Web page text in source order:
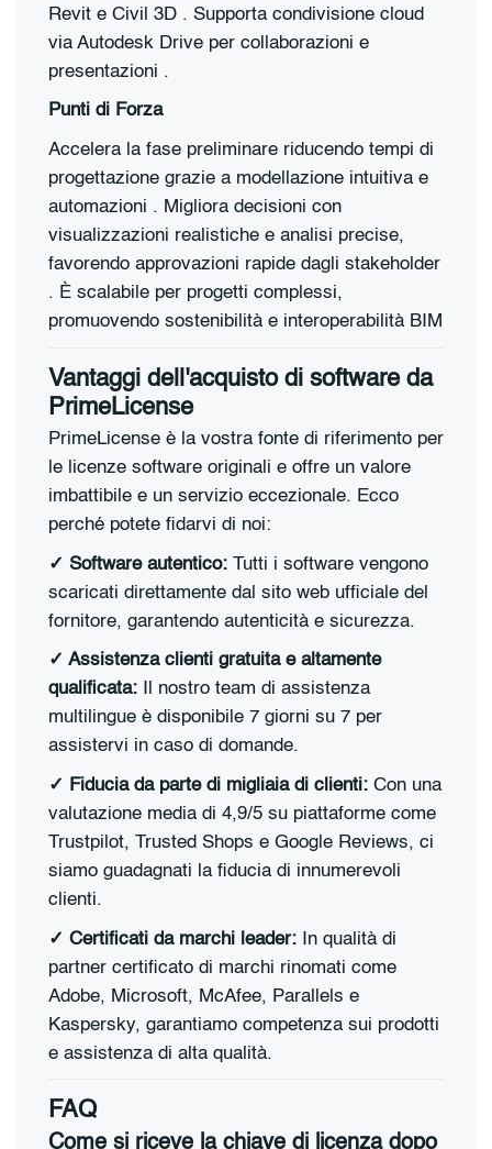
Revit e Civil 3D . Supporta condivisione cloud
via Autodesk Drive per collaborazioni e
presentazioni .
Punti di Forza
Accelera la fase preliminare riducendo tempi di
progettazione grazie a modellazione intuitiva e
automazioni . Migliora decisioni con
visualizzazioni realistiche e analisi precise,
favorendo approvazioni rapide dagli stakeholder
. È scalabile per progetti complessi,
promuovendo sostenibilità e interoperabilità BIM
Vantaggi dell'acquisto di software da
PrimeLicense
PrimeLicense è la vostra fonte di riferimento per
le licenze software originali e offre un valore
imbattibile e un servizio eccezionale. Ecco
perché potete fidarvi di noi:
✓ Software autentico: Tutti i software vengono
scaricati direttamente dal sito web ufficiale del
fornitore, garantendo autenticità e sicurezza.
✓ Assistenza clienti gratuita e altamente
qualificata: Il nostro team di assistenza
multilingue è disponibile 7 giorni su 7 per
assistervi in caso di domande.
✓ Fiducia da parte di migliaia di clienti: Con una
valutazione media di 4,9/5 su piattaforme come
Trustpilot, Trusted Shops e Google Reviews, ci
siamo guadagnati la fiducia di innumerevoli
clienti.
✓ Certificati da marchi leader: In qualità di
partner certificato di marchi rinomati come
Adobe, Microsoft, McAfee, Parallels e
Kaspersky, garantiamo competenza sui prodotti
e assistenza di alta qualità.
FAQ
Come si riceve la chiave di licenza dopo